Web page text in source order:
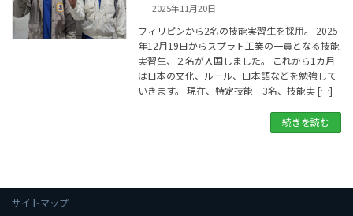
2025年11月20日
フィリピンから2名の技能実習生を採用。 2025
年12月19日からスプラト工業の一員となる技能
実習生、２名が入国しました。 これから1カ月
は日本の文化、ルール、日本語などを勉強して
いきます。 現在、特定技能 3名、技能実 […]
続きを読む
サイトマップ